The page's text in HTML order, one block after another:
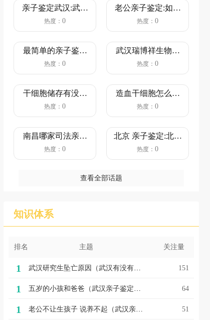
亲子鉴定武汉:武汉
亲子鉴定中心正规
热度： 0
老公亲子鉴定:如果
老公想要做亲子鉴
热度： 0
最简单的亲子鉴定
方法—DNA亲子鉴
热度： 0
武汉瑞博祥生物科
技有限公司是做司
热度： 0
干细胞储存有没有
必要？
热度： 0
造血干细胞怎么采
集
热度： 0
南昌哪家司法亲子
鉴定机构靠谱？
热度： 0
北京 亲子鉴定:北京
13家亲子鉴定中
热度： 0
查看全部话题
知识体系
排名 主题 关注量
1 武汉研究生坠亡原因（武汉有没有亲子鉴定武汉一研三学生留遗书后轻生，家属：学校未有效介入干预大皖新闻2023-11-14 21:34大皖新闻2023-11-14 21:34） 151
1 五岁的小孩和爸爸（武汉亲子鉴定血液5岁儿子到底是不是我亲生的?男子2次鉴定结果相反环球网2018-03-23 14:46环球网2018-03-23 14:46） 64
1 老公不让生孩子 说养不起（武汉亲子鉴定最新案例老公“不能生育”抱男婴养2年 亲子鉴定结果让妻崩溃） 51